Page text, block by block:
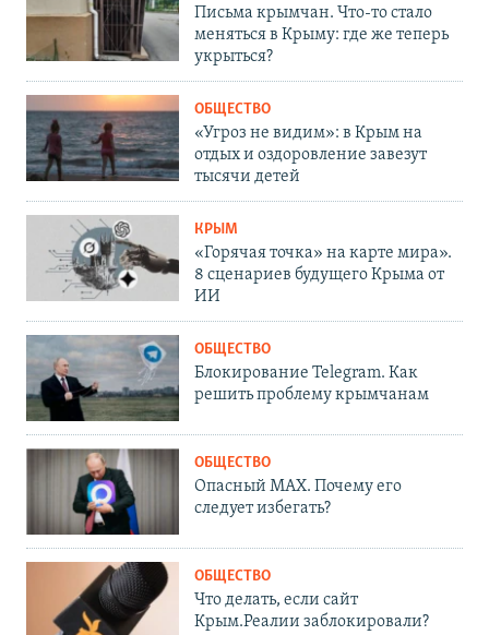
Письма крымчан. Что-то стало
меняться в Крыму: где же теперь
укрыться?
ОБЩЕСТВО
«Угроз не видим»: в Крым на
отдых и оздоровление завезут
тысячи детей
КРЫМ
«Горячая точка» на карте мира».
8 сценариев будущего Крыма от
ИИ
ОБЩЕСТВО
Блокирование Telegram. Как
решить проблему крымчанам
ОБЩЕСТВО
Опасный MAX. Почему его
следует избегать?
ОБЩЕСТВО
Что делать, если сайт
Крым.Реалии заблокировали?